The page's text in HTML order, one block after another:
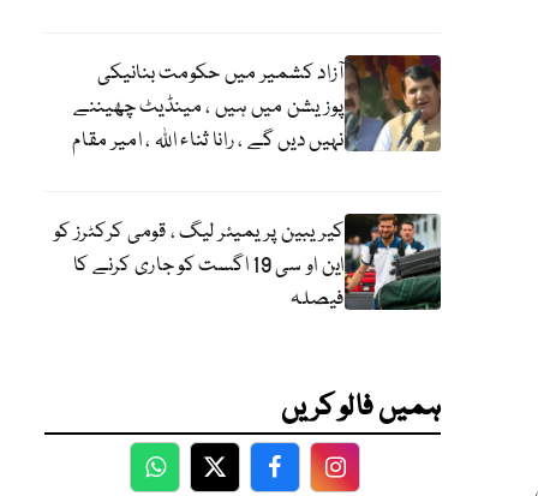
آزاد کشمیر میں حکومت بنانیکی
پوزیشن میں ہیں ، مینڈیٹ چھیننے
نہیں دیں گے ، رانا ثناء اللہ ، امیر مقام
کیریبین پریمیئر لیگ ، قومی کرکٹرز کو
این او سی 19 اگست کو جاری کرنے کا
فیصلہ
ہمیں فالو کریں
WhatsApp
TwitterFacebookFacebook